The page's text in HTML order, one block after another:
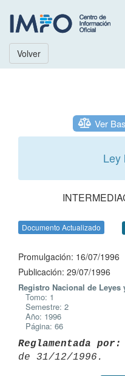
Volver
Ver
Ley
Documento Actualizado
Promulgación: 16/07/1996
Publicación: 29/07/1996
Registro Nacional de Leyes
Tomo: 1
Semestre: 2
Año: 1996
Página: 66
Reglamentada por: